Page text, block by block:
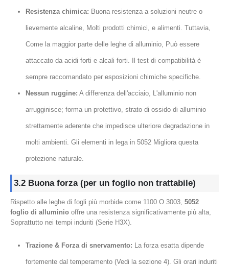
Resistenza chimica: Buona resistenza a soluzioni neutre o
lievemente alcaline, Molti prodotti chimici, e alimenti. Tuttavia,
Come la maggior parte delle leghe di alluminio, Può essere
attaccato da acidi forti e alcali forti. Il test di compatibilità è
sempre raccomandato per esposizioni chimiche specifiche.
Nessun ruggine: A differenza dell'acciaio, L'alluminio non
arrugginisce; forma un protettivo, strato di ossido di alluminio
strettamente aderente che impedisce ulteriore degradazione in
molti ambienti. Gli elementi in lega in 5052 Migliora questa
protezione naturale.
3.2 Buona forza (per un foglio non trattabile)
Rispetto alle leghe di fogli più morbide come 1100 O 3003, 5052
foglio di alluminio offre una resistenza significativamente più alta,
Soprattutto nei tempi induriti (Serie H3X).
Trazione & Forza di snervamento: La forza esatta dipende
fortemente dal temperamento (Vedi la sezione 4). Gli orari induriti